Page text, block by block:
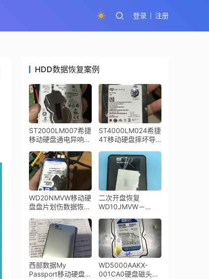
登录 注册
HDD数据恢复案例
ST2000LM007希捷
移动硬盘通电异响敲
恢复成功
ST4000LM024希捷
4T移动硬盘摔坏导
后电机停转，数据恢
复成功
WD20NMVW移动硬
盘盘片划伤数据恢复
二次开盘恢复
WD10JMVW－
WD1TB移动硬盘数
据恢复成功
西部数据My
Passport移动硬盘开
WD5000AAKX-
001CA0硬盘磁头损